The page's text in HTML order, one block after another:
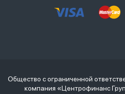
Общество с ограниченной
компания «Центрофинанс